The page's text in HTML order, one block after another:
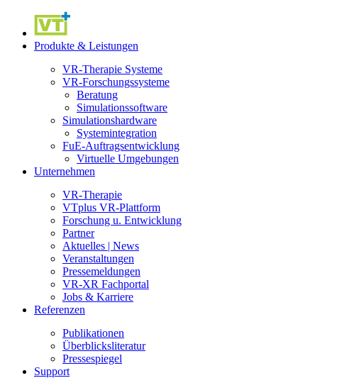
Produkte & Leistungen
VR-Therapie Systeme
VR-Forschungssysteme
Beratung
Simulationssoftware
Simulationshardware
Systemintegration
FuE-Auftragsentwicklung
Virtuelle Umgebungen
Unternehmen
VR-Therapie
VTplus VR-Plattform
Forschung u. Entwicklung
Partner
Aktuelles | News
Veranstaltungen
Pressemeldungen
VR-XR Fachportal
Jobs & Karriere
Referenzen
Publikationen
Überblicksliteratur
Pressespiegel
Support